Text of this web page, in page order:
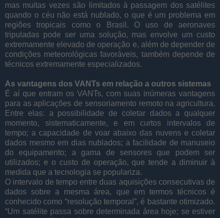
mas muitas vezes são limitados à passagem dos satélites
quando o céu não está nublado, o que é um problema em
regiões tropicais como o Brasil. O uso de aeronaves
tripuladas pode ser uma solução, mas envolve um custo
extremamente elevado de operação e, além de depender de
condições meteorológicas favoráveis, também depende de
técnicos extremamente especializados.
As vantagens dos VANTs em relação a outros sistemas
É aí que entram os VANTs, com suas inúmeras vantagens
para as aplicações de sensoriamento remoto na agricultura.
Entre elas: a possibilidade de coletar dados a qualquer
momento, sistematicamente, e em curtos intervalos de
tempo; a capacidade de voar abaixo das nuvens e coletar
dados mesmo em dias nublados; a facilidade de manuseio
do equipamento; a gama de sensores que podem ser
utilizados; e o custo de operação, que tende a diminuir à
medida que a tecnologia se populariza.
O intervalo de tempo entre duas aquisições consecutivas de
dados sobre a mesma área, que em termos técnicos é
conhecido como “resolução temporal”, é bastante otimizado.
“Um satélite passa sobre determinada área hoje; se estiver